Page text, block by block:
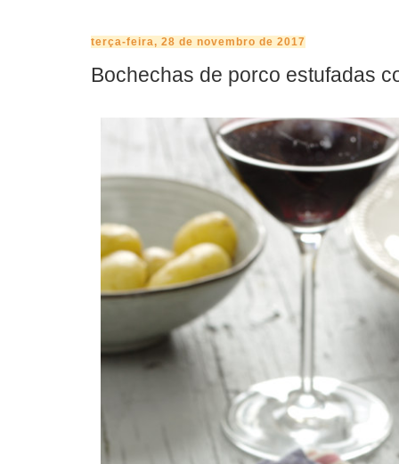
terça-feira, 28 de novembro de 2017
Bochechas de porco estufadas
COMPRAR LIVRO